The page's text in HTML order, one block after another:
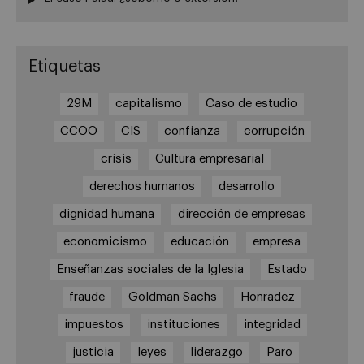
Etiquetas
29M capitalismo Caso de estudio
CCOO CIS confianza corrupción
crisis Cultura empresarial
derechos humanos desarrollo
dignidad humana dirección de empresas
economicismo educación empresa
Enseñanzas sociales de la Iglesia Estado
fraude Goldman Sachs Honradez
impuestos instituciones integridad
justicia leyes liderazgo Paro